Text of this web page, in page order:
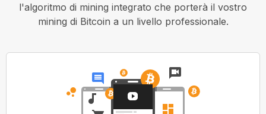
l'algoritmo di mining integrato che porterà il vostro
mining di Bitcoin a un livello professionale.